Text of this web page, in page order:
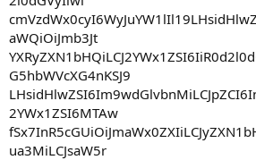
aWQiOiJmb3Jt
G5hbWVcXG4nKSJ9
2YWx1ZSI6MTAw
ua3MiLCJsaW5r